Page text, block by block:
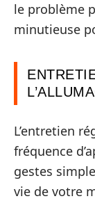
le problème
minutieuse
L’entretien
fréquence
gestes
vie de votre